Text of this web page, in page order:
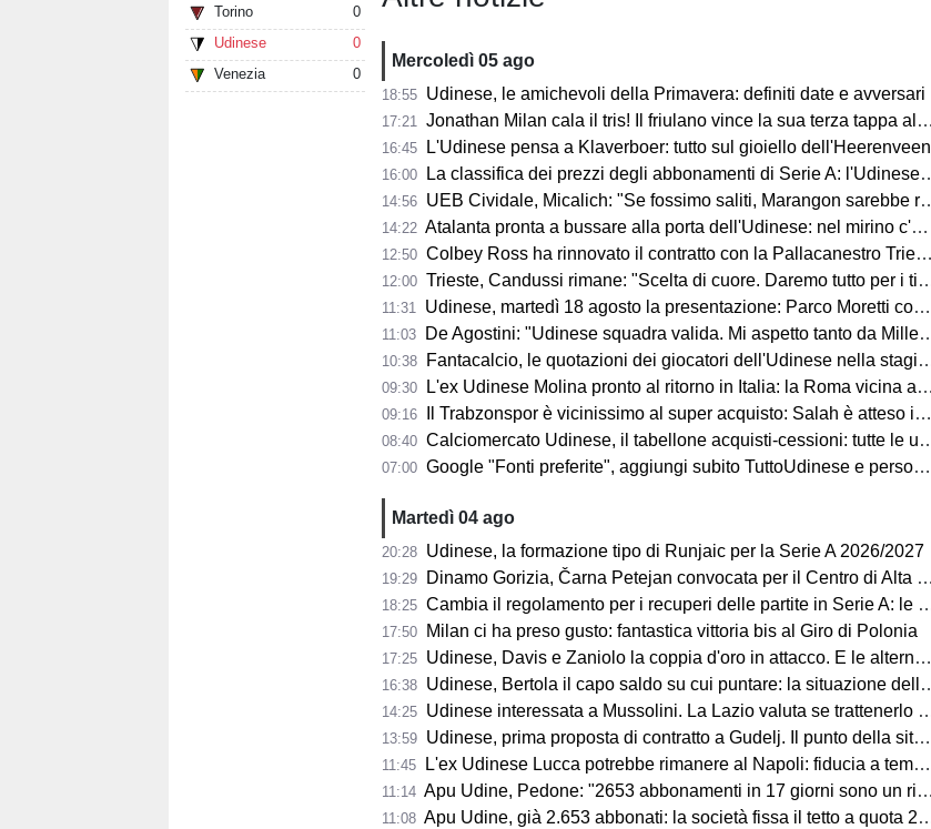
Torino
0
Udinese
0
Venezia
0
Mercoledì 05 ago
18:55 Udinese, le amichevoli della Primavera: definiti date e avversari
17:21 Jonathan Milan cala il tris! Il friulano vince la sua terza tappa al Tour de Pologne
16:45 L'Udinese pensa a Klaverboer: tutto sul gioiello dell'Heerenveen
16:00 La classifica dei prezzi degli abbonamenti di Serie A: l'Udinese vanta un primato
14:56 UEB Cividale, Micalich: "Se fossimo saliti, Marangon sarebbe rimasto e avrei fatto giocare gli italiani"
14:22 Atalanta pronta a bussare alla porta dell'Udinese: nel mirino c'è Kristensen
12:50 Colbey Ross ha rinnovato il contratto con la Pallacanestro Trieste
12:00 Trieste, Candussi rimane: "Scelta di cuore. Daremo tutto per i tifosi"
11:31 Udinese, martedì 18 agosto la presentazione: Parco Moretti come location
11:03 De Agostini: "Udinese squadra valida. Mi aspetto tanto da Miller e Ekkelenkamp "
10:38 Fantacalcio, le quotazioni dei giocatori dell'Udinese nella stagione 2026/27
09:30 L'ex Udinese Molina pronto al ritorno in Italia: la Roma vicina all'acquisto
09:16 Il Trabzonspor è vicinissimo al super acquisto: Salah è atteso in Turchia
08:40 Calciomercato Udinese, il tabellone acquisti-cessioni: tutte le ufficialità
07:00 Google "Fonti preferite", aggiungi subito TuttoUdinese e personalizza le tue notizie
Martedì 04 ago
20:28 Udinese, la formazione tipo di Runjaic per la Serie A 2026/2027
19:29 Dinamo Gorizia, Čarna Petejan convocata per il Centro di Alta Specializzazione del Comitato Regionale Fvg
18:25 Cambia il regolamento per i recuperi delle partite in Serie A: le novità
17:50 Milan ci ha preso gusto: fantastica vittoria bis al Giro di Polonia
17:25 Udinese, Davis e Zaniolo la coppia d'oro in attacco. E le alternative?
16:38 Udinese, Bertola il capo saldo su cui puntare: la situazione della difesa
14:25 Udinese interessata a Mussolini. La Lazio valuta se trattenerlo o cederlo
13:59 Udinese, prima proposta di contratto a Gudelj. Il punto della situazione
11:45 L'ex Udinese Lucca potrebbe rimanere al Napoli: fiducia a tempo della società
11:14 Apu Udine, Pedone: "2653 abbonamenti in 17 giorni sono un risultato straordinario"
11:08 Apu Udine, già 2.653 abbonati: la società fissa il tetto a quota 2.800 per garantire posti anche ai tifosi non abbonati